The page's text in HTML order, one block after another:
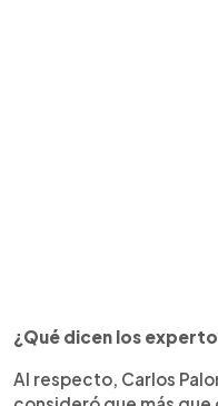
¿Qué dicen los
Al respecto, Carlos